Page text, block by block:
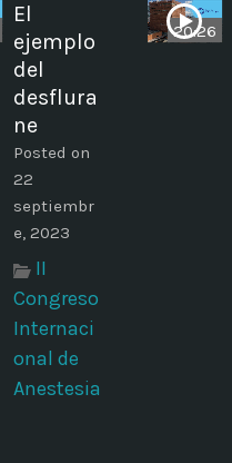
El
ejemplo
del
desflura
ne
Posted on
22
septiembr
e, 2023
II
Congreso
Internaci
onal de
Anestesia
20:26